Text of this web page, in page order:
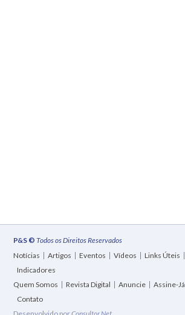
P&S © Todos os Direitos Reservados
Notícias
Artigos Eventos Vídeos Links Úteis
Indicadores
Quem Somos
Revista Digital Anuncie Assine-Já
Contato